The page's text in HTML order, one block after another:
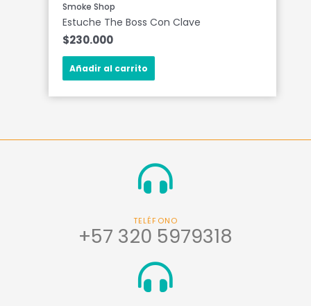
Smoke Shop
Estuche The Boss Con Clave
$230.000
Añadir al carrito
TELÉFONO
+57 320 5979318